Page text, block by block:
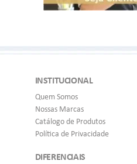
INSTITUCIONAL
Quem Somos
Nossas Marcas
Catálogo de Produtos
Política de Privacidade
DIFERENCIAIS